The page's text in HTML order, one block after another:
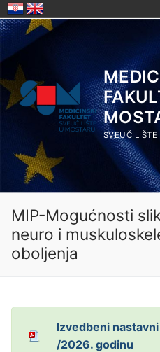
Skip
content
Search for:
MIP-Mogućnosti
neuro i
oboljenja
Izvedbeni
/2026. godinu